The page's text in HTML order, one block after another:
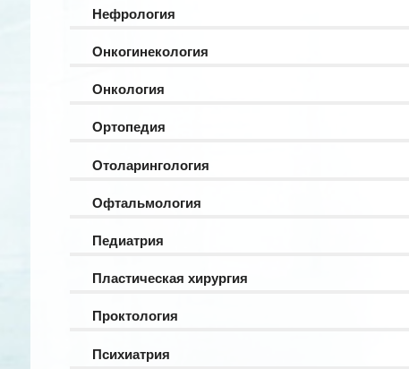
Нефрология
Онкогинекология
Онкология
Ортопедия
Отоларингология
Офтальмология
Педиатрия
Пластическая хирургия
Проктология
Психиатрия